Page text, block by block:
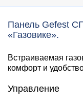
Панель Gefest
«Газовике».
Встраиваемая
комфорт и
Управление